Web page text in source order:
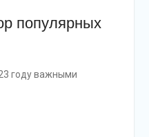
популярных
году важными